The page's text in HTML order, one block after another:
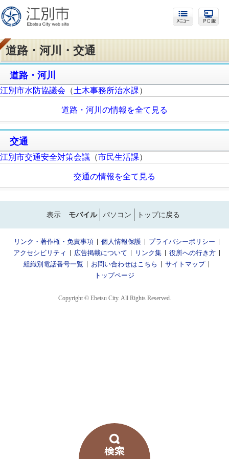
道路・河川・交通
道路・河川
江別市水防協議会 （土木事務所治水課）
道路・河川の情報を全て見る
交通
江別市交通安全対策会議 （市民生活課）
交通の情報を全て見る
表示 モバイル パソコン トップに戻る
リンク・著作権・免責事項 個人情報保護
プライバシーポリシー
アクセシビリティ
広告掲載について リンク集
役所への行き方
組織別電話番号一覧
お問い合わせはこちら
サイトマップ
トップページ
Copyright © Ebetsu City. All Rights Reserved.